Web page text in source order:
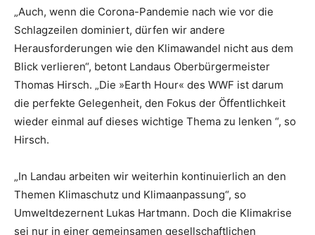
„Auch, wenn die Corona-Pandemie nach wie vor die
Schlagzeilen dominiert, dürfen wir andere
Herausforderungen wie den Klimawandel nicht aus dem
Blick verlieren“, betont Landaus Oberbürgermeister
Thomas Hirsch. „Die »Earth Hour« des WWF ist darum
die perfekte Gelegenheit, den Fokus der Öffentlichkeit
wieder einmal auf dieses wichtige Thema zu lenken “, so
Hirsch.
„In Landau arbeiten wir weiterhin kontinuierlich an den
Themen Klimaschutz und Klimaanpassung“, so
Umweltdezernent Lukas Hartmann. Doch die Klimakrise
sei nur in einer gemeinsamen gesellschaftlichen